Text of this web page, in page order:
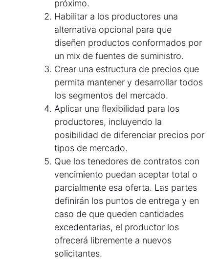
próximo.
Habilitar a los productores una
alternativa opcional para que
diseñen productos conformados por
un mix de fuentes de suministro.
Crear una estructura de precios que
permita mantener y desarrollar todos
los segmentos del mercado.
Aplicar una flexibilidad para los
productores, incluyendo la
posibilidad de diferenciar precios por
tipos de mercado.
Que los tenedores de contratos con
vencimiento puedan aceptar total o
parcialmente esa oferta. Las partes
definirán los puntos de entrega y en
caso de que queden cantidades
excedentarias, el productor los
ofrecerá libremente a nuevos
solicitantes.